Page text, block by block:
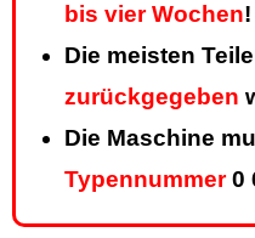
bis vier Wochen!
Die meisten
zurückgegeben
Die Maschine
Typennummer0